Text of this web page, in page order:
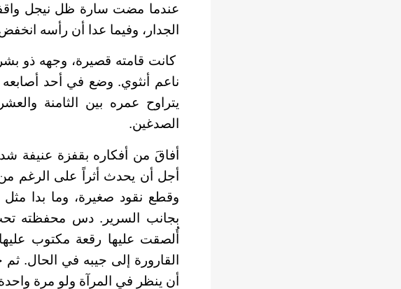
عندما مضت سارة ظل نيجل
الجدار، وفيما عدا أن رأسه
كانت قامته قصيرة، وجهه ذو
ناعم أنثوي. وضع في أحد أصابعه
يتراوح عمره بين الثامنة
الصدغين.
أفاقَ من أفكاره بقفزة عنيفة
أجل أن يحدث أثراً على الرغم
وقطع نقود صغيرة، وما بدا
بجانب السرير. دس محفظته
أُلصقت عليها رقعة مكتوب
القارورة إلى جيبه في الحال.
أن ينظر في المرآة ولو مرة